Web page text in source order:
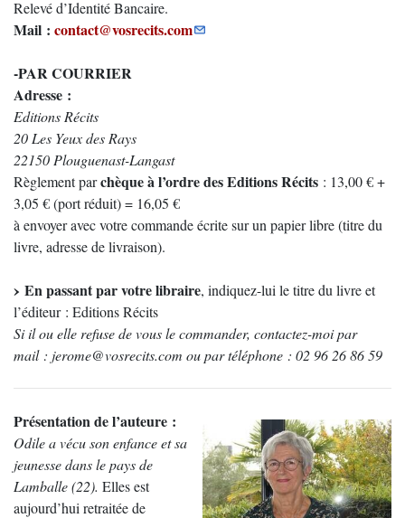
Relevé d’Identité Bancaire.
Mail : contact@vosrecits.com
-PAR COURRIER
Adresse :
Editions Récits
20 Les Yeux des Rays
22150 Plouguenast-Langast
Règlement parchèque à l’ordre des Editions Récits : 13,00 € +
3,05 € (port réduit) = 16,05 €
à envoyer avec votre commande écrite sur un papier libre (titre du
livre, adresse de livraison).
En passant par votre libraire, indiquez-lui le titre du livre et
l’éditeur : Editions Récits
Si il ou elle refuse de vous le commander, contactez-moi par
mail : jerome@vosrecits.com ou par téléphone : 02 96 26 86 59
Présentation de l’auteure :
Odile a vécu son enfance et sa
jeunesse dans le pays de
Lamballe (22). Elles est
aujourd’hui retraitée de